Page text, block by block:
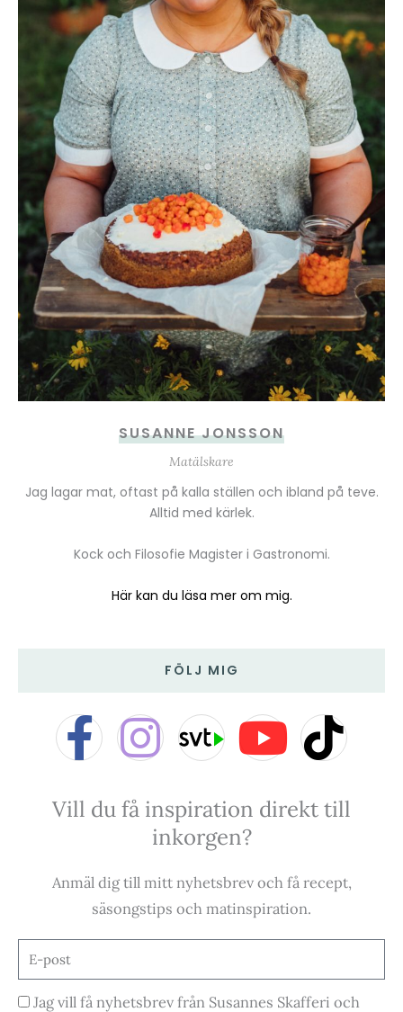
SUSANNE JONSSON
Matälskare
Jag lagar mat, oftast på kalla ställen och ibland på teve.
Alltid med kärlek.
Kock och Filosofie Magister i Gastronomi.
Här kan du läsa mer om mig.
FÖLJ MIG
F
a
c
e
b
I
n
s
t
a
Y
o
u
t
u
T
i
k
t
Vill du få inspiration direkt till
inkorgen?
Anmäl dig till mitt nyhetsbrev och få recept,
säsongstips och matinspiration.
E-
post
Godkännande
Jag vill få nyhetsbrev från Susannes Skafferi och